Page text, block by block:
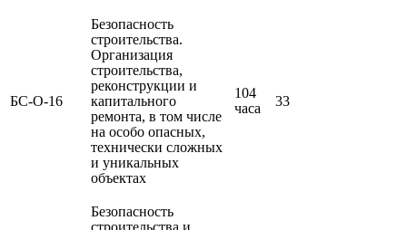
БС-О-16
Безопасность
строительства.
Организация
строительства,
реконструкции и
капитального
ремонта, в том числе
на особо опасных,
технически сложных
и уникальных
объектах
104
часа
33
Безопасность
строительства и